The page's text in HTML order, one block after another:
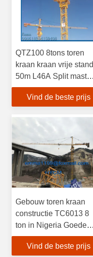
QTZ100 8tons toren
kraan kraan vrije stand
50m L46A Split mast
sectie in Rusland
Vind de beste prijs
Gebouw toren kraan
constructie TC6013 8
ton in Nigeria Goede
service
Vind de beste prijs